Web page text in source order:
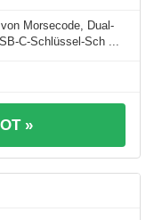
Morsecode, Dual-
C-Schlüssel-Sch ...
»